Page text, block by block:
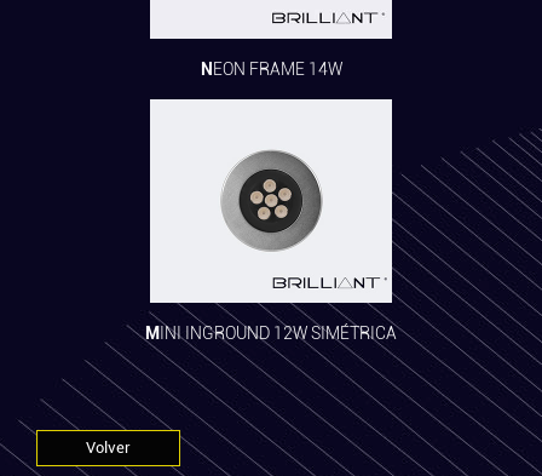
NEON FRAME 14W
MINI INGROUND 12W SIMÉTRICA
Volver